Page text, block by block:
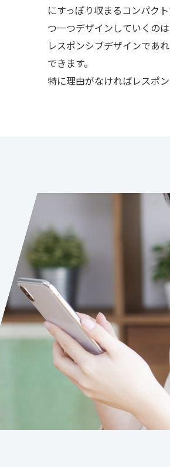
にすっぽり収まるコンパク
つ一つデザインしていくのは
レスポンシブデザインであ
できます。
特に理由がなければレスポ